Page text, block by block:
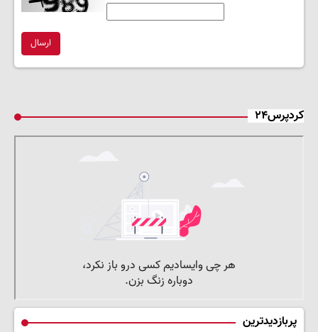
ارسال
کردپرس۲۴
پربازدیدترین